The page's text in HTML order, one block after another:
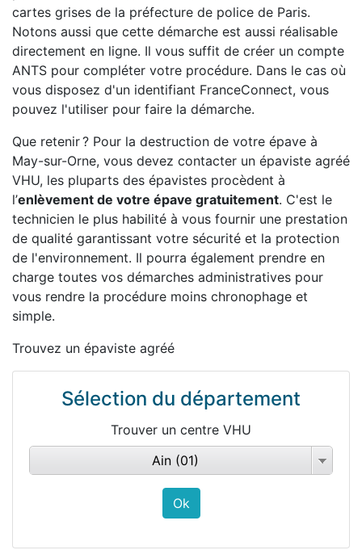
cartes grises de la préfecture de police de Paris.
Notons aussi que cette démarche est aussi réalisable
directement en ligne. Il vous suffit de créer un compte
ANTS pour compléter votre procédure. Dans le cas où
vous disposez d'un identifiant FranceConnect, vous
pouvez l'utiliser pour faire la démarche.
Que retenir ? Pour la destruction de votre épave à
May-sur-Orne, vous devez contacter un épaviste agréé
VHU, les pluparts des épavistes procèdent à
l’enlèvement de votre épave gratuitement. C'est le
technicien le plus habilité à vous fournir une prestation
de qualité garantissant votre sécurité et la protection
de l'environnement. Il pourra également prendre en
charge toutes vos démarches administratives pour
vous rendre la procédure moins chronophage et
simple.
Trouvez un épaviste agréé
Sélection du département
Trouver un centre VHU
Ain (01)